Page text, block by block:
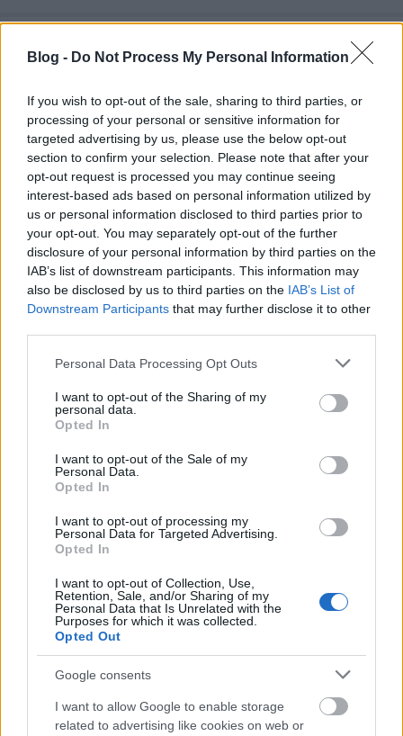
Blog - Do Not Process My Personal Information
If you wish to opt-out of the sale, sharing to third parties, or
processing of your personal or sensitive information for
targeted advertising by us, please use the below opt-out
section to confirm your selection. Please note that after your
opt-out request is processed you may continue seeing
interest-based ads based on personal information utilized by
us or personal information disclosed to third parties prior to
your opt-out. You may separately opt-out of the further
disclosure of your personal information by third parties on the
IAB’s list of downstream participants. This information may
also be disclosed by us to third parties on the IAB’s List of
Downstream Participants that may further disclose it to other
Please note that this website/app uses one or more Google
not limited to your visit or usage behaviour. You may click to
grant or deny consent to Google and its third-party tags to
use your data for below specified purposes in below Google
consent section.
Personal Data Processing Opt Outs
I want to opt-out of the Sharing of my
personal data.
Opted In
I want to opt-out of the Sale of my
Personal Data.
Opted In
I want to opt-out of processing my
Personal Data for Targeted Advertising.
Opted In
I want to opt-out of Collection, Use,
Retention, Sale, and/or Sharing of my
Personal Data that Is Unrelated with the
Purposes for which it was collected.
Opted Out
Google consents
I want to allow Google to enable storage
related to advertising like cookies on web or
Pinot-leltár II.
alföldi merlot•2012. április 04.
nem tudhatom, de a borászaink biztosan. Szinte
nincs olyan jegyzett pince, amelynek ha van
elmúlt években a legváratlanabb helyekről derült ki,
hogy titokban évek óta pinot-t babusgatnak…
Burgundia a nappaliban II
•
Szinte biztos voltam abban, amiben a többiek talán
reménykedni sem mertek: vezet még út az első négy
remek bor, köztük a szenzációs Clos de Tart után is
felfelé, és mi éppen azt tapossuk ezen az estén. A
fárasztó hegymenet előtt pihenésképpen
megkóstoltuk az egyik…